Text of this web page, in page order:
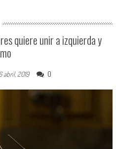
quiere unir a izquierda y
abril, 2019 0